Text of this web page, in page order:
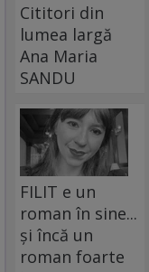
Cititori din
lumea largă
Ana Maria
SANDU
FILIT e un
roman în sine...
și încă un
roman foarte